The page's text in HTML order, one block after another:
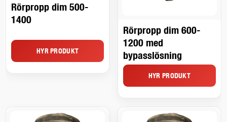
Rörpropp dim 500-
1400
HYR PRODUKT
Rörpropp dim 600-
1200 med
bypasslösning
HYR PRODUKT